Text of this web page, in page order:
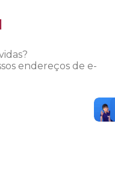
endereços de e-